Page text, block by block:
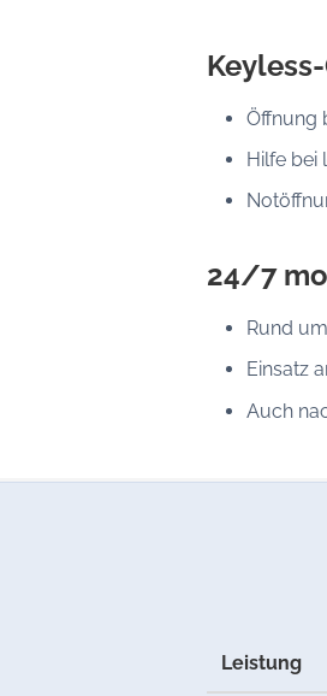
Öffnung
Hilfe bei
24/7
Rund
Einsatz
Auch
Leistung